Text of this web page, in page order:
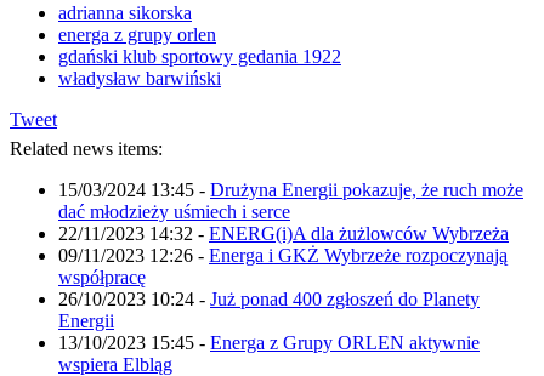
adrianna sikorska
energa z grupy orlen
gdański klub sportowy gedania 1922
władysław barwiński
Tweet
Related news items:
15/03/2024 13:45 - Drużyna Energii pokazuje, że ruch może
dać młodzieży uśmiech i serce
22/11/2023 14:32 - ENERG(i)A dla żużlowców Wybrzeża
09/11/2023 12:26 - Energa i GKŻ Wybrzeże rozpoczynają
współpracę
26/10/2023 10:24 - Już ponad 400 zgłoszeń do Planety
Energii
13/10/2023 15:45 - Energa z Grupy ORLEN aktywnie
wspiera Elbląg